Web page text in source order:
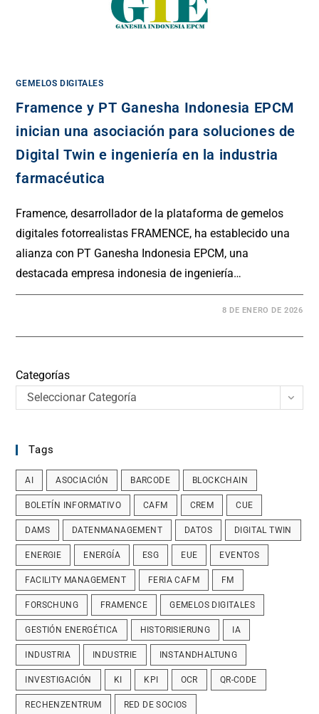
GEMELOS DIGITALES
Framence y PT Ganesha Indonesia EPCM
inician una asociación para soluciones de
Digital Twin e ingeniería en la industria
farmacéutica
Framence, desarrollador de la plataforma de gemelos
digitales fotorrealistas FRAMENCE, ha establecido una
alianza con PT Ganesha Indonesia EPCM, una
destacada empresa indonesia de ingeniería…
8 DE ENERO DE 2026
Categorías
Seleccionar Categoría
Tags
AI ASOCIACIÓN BARCODE BLOCKCHAIN
BOLETÍN INFORMATIVO CAFM CREM CUE
DAMS DATENMANAGEMENT DATOS DIGITAL TWIN
ENERGIE ENERGÍA ESG EUE EVENTOS
FACILITY MANAGEMENT FERIA CAFM FM
FORSCHUNG FRAMENCE GEMELOS DIGITALES
GESTIÓN ENERGÉTICA HISTORISIERUNG IA
INDUSTRIA INDUSTRIE INSTANDHALTUNG
INVESTIGACIÓN KI KPI OCR QR-CODE
RECHENZENTRUM RED DE SOCIOS